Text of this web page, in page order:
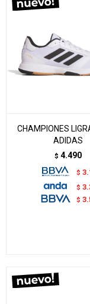
CHAMPIONES
ADIDAS
$ 4.490
$
$
$